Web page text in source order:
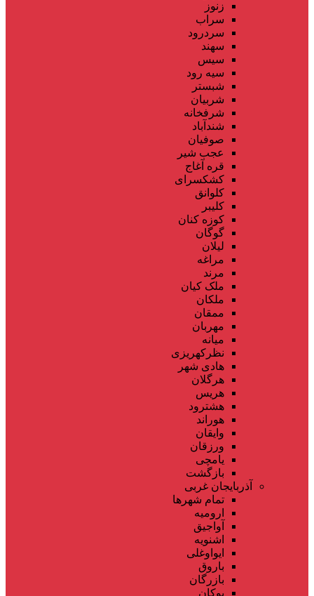
زنوز
سراب
سردرود
سهند
سیس
سیه رود
شبستر
شربیان
شرفخانه
شندآباد
صوفیان
عجب شیر
قره آغاج
کشکسرای
کلوانق
کلیبر
کوزه کنان
گوگان
لیلان
مراغه
مرند
ملک کیان
ملکان
ممقان
مهربان
میانه
نظرکهریزی
هادی شهر
هرگلان
هریس
هشترود
هوراند
وایقان
ورزقان
یامچی
بازگشت
آذربایجان غربی
تمام شهر‌ها
ارومیه
آواجیق
اشنویه
ایواوغلی
باروق
بازرگان
بوکان